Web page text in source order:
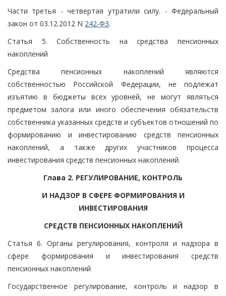
Части третья - четвертая утратили силу. - Федеральный
закон от 03.12.2012 N 242-ФЗ.
Статья 5. Собственность на средства пенсионных
накоплений
Средства пенсионных накоплений являются
собственностью Российской Федерации, не подлежат
изъятию в бюджеты всех уровней, не могут являться
предметом залога или иного обеспечения обязательств
собственника указанных средств и субъектов отношений по
формированию и инвестированию средств пенсионных
накоплений, а также других участников процесса
инвестирования средств пенсионных накоплений.
Глава 2. РЕГУЛИРОВАНИЕ, КОНТРОЛЬ
И НАДЗОР В СФЕРЕ ФОРМИРОВАНИЯ И
ИНВЕСТИРОВАНИЯ
СРЕДСТВ ПЕНСИОННЫХ НАКОПЛЕНИЙ
Статья 6. Органы регулирования, контроля и надзора в
сфере формирования и инвестирования средств
пенсионных накоплений
Государственное регулирование, контроль и надзор в